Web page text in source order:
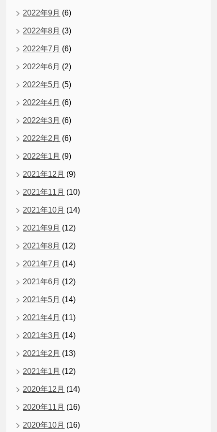
2022年9月 (6)
2022年8月 (3)
2022年7月 (6)
2022年6月 (2)
2022年5月 (5)
2022年4月 (6)
2022年3月 (6)
2022年2月 (6)
2022年1月 (9)
2021年12月 (9)
2021年11月 (10)
2021年10月 (14)
2021年9月 (12)
2021年8月 (12)
2021年7月 (14)
2021年6月 (12)
2021年5月 (14)
2021年4月 (11)
2021年3月 (14)
2021年2月 (13)
2021年1月 (12)
2020年12月 (14)
2020年11月 (16)
2020年10月 (16)